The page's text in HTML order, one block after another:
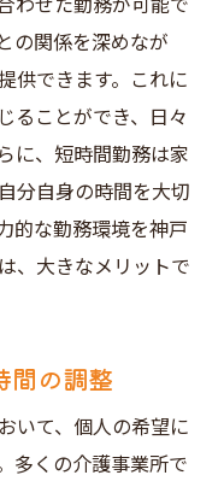
わせた勤務が可能で
の関係を深めなが
供できます。これに
ることができ、日々
に、短時間勤務は家
分自身の時間を大切
的な勤務環境を神戸
、大きなメリットで
間の調整
いて、個人の希望に
多くの介護事業所で